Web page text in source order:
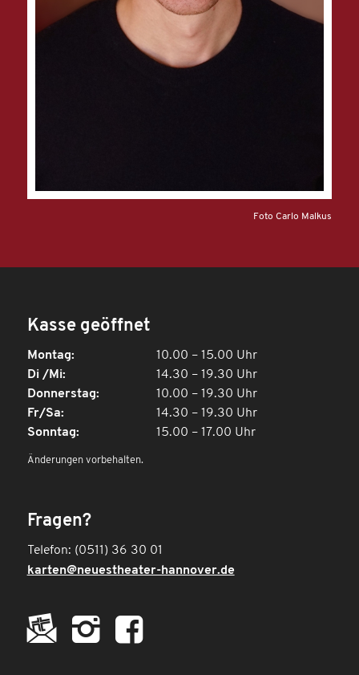
Foto Carlo Malkus
Kasse geöffnet
Montag:
10.00 – 15.00 Uhr
Di /Mi:
14.30 – 19.30 Uhr
Donnerstag:
10.00 – 19.30 Uhr
Fr/Sa:
14.30 – 19.30 Uhr
Sonntag:
15.00 – 17.00 Uhr
Änderungen vorbehalten.
Fragen?
Telefon: (0511) 36 30 01
karten@neuestheater-hannover.de